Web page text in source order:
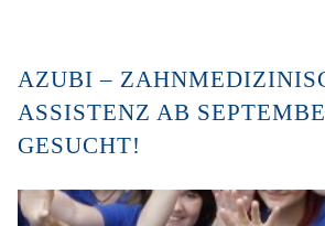
AZUBI –
ASSISTENZ AB
GESUCHT!